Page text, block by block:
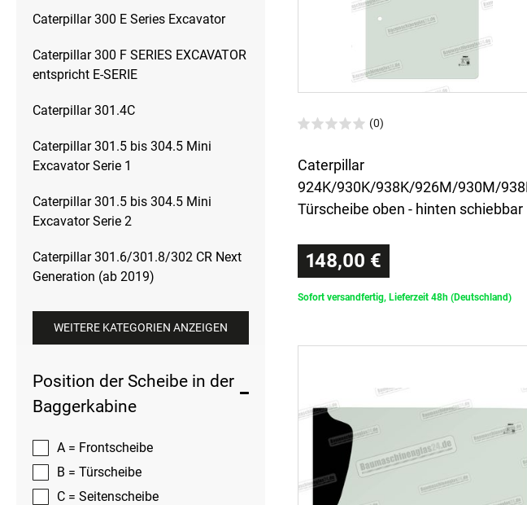
Caterpillar 300 E Series Excavator
Caterpillar 300 F SERIES EXCAVATOR
entspricht E-SERIE
Caterpillar 301.4C
Caterpillar 301.5 bis 304.5 Mini
Excavator Serie 1
Caterpillar 301.5 bis 304.5 Mini
Excavator Serie 2
Caterpillar 301.6/301.8/302 CR Next
Generation (ab 2019)
WEITERE KATEGORIEN ANZEIGEN
Position der Scheibe in der
Baggerkabine
A = Frontscheibe
B = Türscheibe
C = Seitenscheibe
(0)
Caterpillar
924K/930K/938K/926M/930M/
Türscheibe oben - hinten schiebbar
148,00 €
Sofort versandfertig, Lieferzeit 48h (Deutschland)